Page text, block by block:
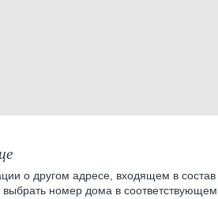
о другом адресе, входящем в состав
номер дома в соответствующем